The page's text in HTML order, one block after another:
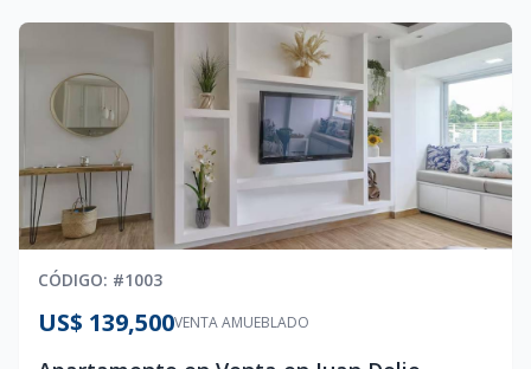
CÓDIGO: #1003
VENTA AMUEBLADO
US$ 139,500